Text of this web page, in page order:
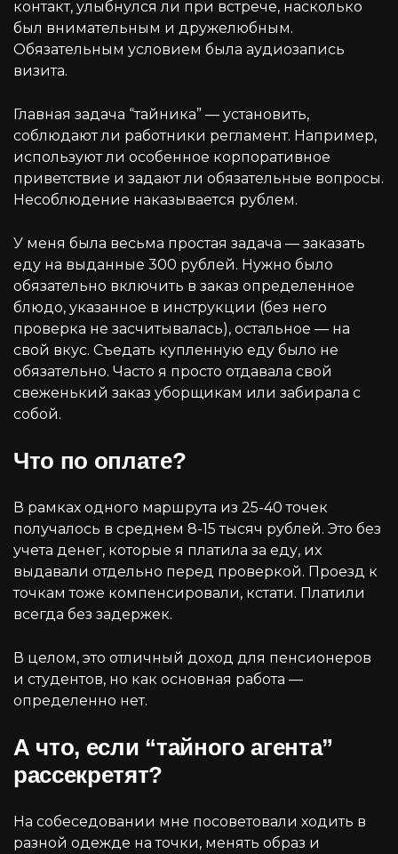
контакт, улыбнулся ли при встрече, насколько
был внимательным и дружелюбным.
Обязательным условием была аудиозапись
визита.
Главная задача “тайника” — установить,
соблюдают ли работники регламент. Например,
используют ли особенное корпоративное
приветствие и задают ли обязательные вопросы.
Несоблюдение наказывается рублем.
У меня была весьма простая задача — заказать
еду на выданные 300 рублей. Нужно было
обязательно включить в заказ определенное
блюдо, указанное в инструкции (без него
проверка не засчитывалась), остальное — на
свой вкус. Съедать купленную еду было не
обязательно. Часто я просто отдавала свой
свеженький заказ уборщикам или забирала с
собой.
Что по оплате?
В рамках одного маршрута из 25-40 точек
получалось в среднем 8-15 тысяч рублей. Это без
учета денег, которые я платила за еду, их
выдавали отдельно перед проверкой. Проезд к
точкам тоже компенсировали, кстати. Платили
всегда без задержек.
В целом, это отличный доход для пенсионеров
и студентов, но как основная работа —
определенно нет.
А что, если “тайного агента”
рассекретят?
На собеседовании мне посоветовали ходить в
разной одежде на точки, менять образ и